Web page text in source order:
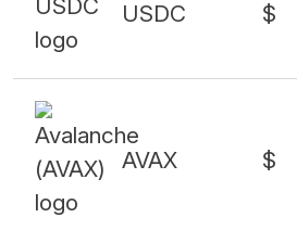
USDC $
AVAX $